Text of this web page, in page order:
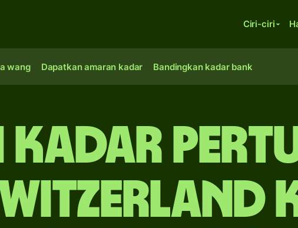
Ciri-ciri
wang Dapatkan amaran kadar Bandingkan kadar bank